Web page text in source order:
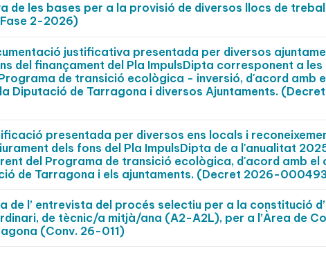
de les bases per a la provisió de diversos llocs de
2-2026)
justificativa presentada per diversos
del finançament del Pla ImpulsDipta corresponent a les
de transició ecològica - inversió, d'acord amb
Diputació de Tarragona i diversos Ajuntaments.
presentada per diversos ens locals i
dels fons del Pla ImpulsDipta de a l'anualitat
del Programa de transició ecològica, d'acord amb el
de Tarragona i els ajuntaments. (Decret 2026-
de l’ entrevista del procés selectiu per a la constitució
de tècnic/a mitjà/ana (A2-A2L), per a l’Àrea de
(Conv. 26-011)